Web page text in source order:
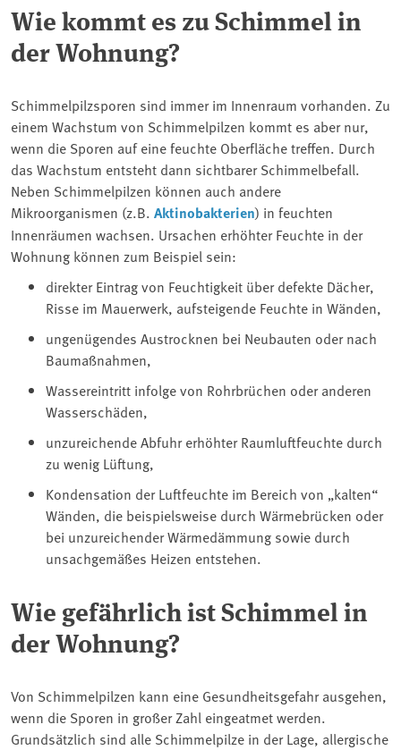
Wie kommt es zu Schimmel in
der Wohnung?
Schimmelpilzsporen sind immer im Innenraum vorhanden. Zu
einem Wachstum von Schimmelpilzen kommt es aber nur,
wenn die Sporen auf eine feuchte Oberfläche treffen. Durch
das Wachstum entsteht dann sichtbarer Schimmelbefall.
Neben Schimmelpilzen können auch andere
Mikroorganismen (z.B. Aktinobakterien) in feuchten
Innenräumen wachsen. Ursachen erhöhter Feuchte in der
Wohnung können zum Beispiel sein:
direkter Eintrag von Feuchtigkeit über defekte Dächer,
Risse im Mauerwerk, aufsteigende Feuchte in Wänden,
ungenügendes Austrocknen bei Neubauten oder nach
Baumaßnahmen,
Wassereintritt infolge von Rohrbrüchen oder anderen
Wasserschäden,
unzureichende Abfuhr erhöhter Raumluftfeuchte durch
zu wenig Lüftung,
Kondensation der Luftfeuchte im Bereich von „kalten“
Wänden, die beispielsweise durch Wärmebrücken oder
bei unzureichender Wärmedämmung sowie durch
unsachgemäßes Heizen entstehen.
Wie gefährlich ist Schimmel in
der Wohnung?
Von Schimmelpilzen kann eine Gesundheitsgefahr ausgehen,
wenn die Sporen in großer Zahl eingeatmet werden.
Grundsätzlich sind alle Schimmelpilze in der Lage, allergische